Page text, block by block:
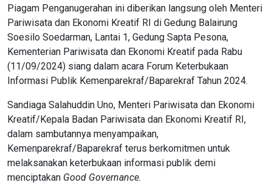
Piagam Penganugerahan ini diberikan langsung oleh Menteri
Pariwisata dan Ekonomi Kreatif RI di Gedung Balairung
Soesilo Soedarman, Lantai 1, Gedung Sapta Pesona,
Kementerian Pariwisata dan Ekonomi Kreatif pada Rabu
(11/09/2024) siang dalam acara Forum Keterbukaan
Informasi Publik Kemenparekraf/Baparekraf Tahun 2024.
Sandiaga Salahuddin Uno, Menteri Pariwisata dan Ekonomi
Kreatif/Kepala Badan Pariwisata dan Ekonomi Kreatif RI,
dalam sambutannya menyampaikan,
Kemenparekraf/Baparekraf terus berkomitmen untuk
melaksanakan keterbukaan informasi publik demi
menciptakan Good Governance.